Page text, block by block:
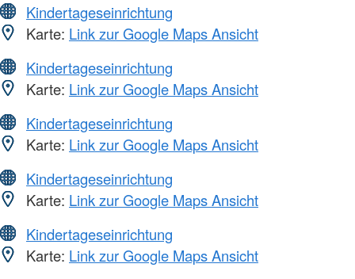
Kindertageseinrichtung
Karte: Link zur Google Maps Ansicht
Kindertageseinrichtung
Karte: Link zur Google Maps Ansicht
Kindertageseinrichtung
Karte: Link zur Google Maps Ansicht
Kindertageseinrichtung
Karte: Link zur Google Maps Ansicht
Kindertageseinrichtung
Karte: Link zur Google Maps Ansicht